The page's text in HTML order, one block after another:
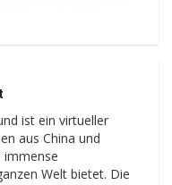
ist ein virtueller
aus China und
immense
Welt bietet. Die